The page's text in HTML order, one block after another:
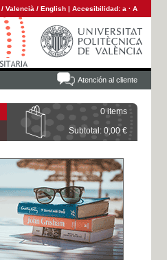
/ Valencià / English | Accesibilidad: a · A
Atención al cliente
0 items
Subtotal: 0,00 €